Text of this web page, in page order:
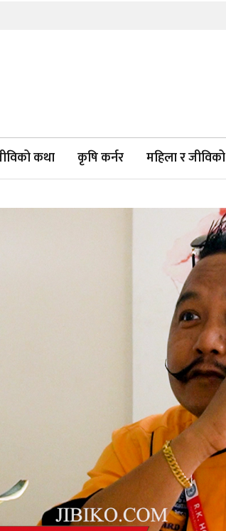
कथा कृषि कर्नर महिला र जीविको